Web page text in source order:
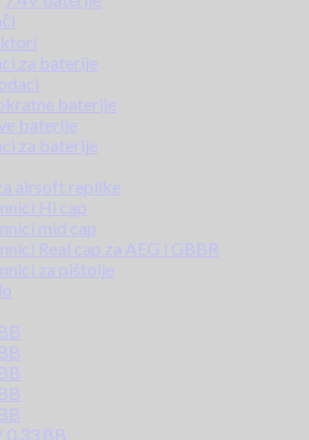
za baterije
baterije
baterije
za baterije
airsoft replike
Hi cap
mid cap
Real cap za AEG i GBBR
za pištolje
0.33 BB